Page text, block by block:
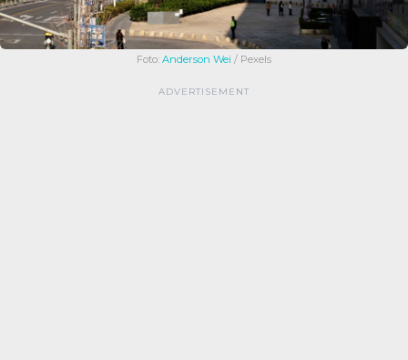
Foto: Anderson Wei / Pexels